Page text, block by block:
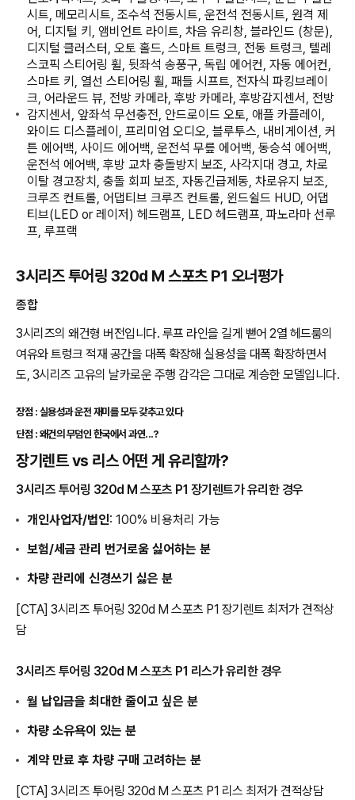
시트, 메모리시트, 조수석 전동시트, 운전석 전동시트, 원격 제
어, 디지털 키, 앰비언트 라이트, 차음 유리창, 블라인드 (창문),
디지털 클러스터, 오토 홀드, 스마트 트렁크, 전동 트렁크, 텔레
스코픽 스티어링 휠, 뒷좌석 송풍구, 독립 에어컨, 자동 에어컨,
스마트 키, 열선 스티어링 휠, 패들 시프트, 전자식 파킹브레이
크, 어라운드 뷰, 전방 카메라, 후방 카메라, 후방감지센서, 전방
감지센서, 앞좌석 무선충전, 안드로이드 오토, 애플 카플레이,
와이드 디스플레이, 프리미엄 오디오, 블루투스, 내비게이션, 커
튼 에어백, 사이드 에어백, 운전석 무릎 에어백, 동승석 에어백,
운전석 에어백, 후방 교차 충돌방지 보조, 사각지대 경고, 차로
이탈 경고장치, 충돌 회피 보조, 자동긴급제동, 차로유지 보조,
크루즈 컨트롤, 어댑티브 크루즈 컨트롤, 윈드쉴드 HUD, 어댑
티브(LED or 레이저) 헤드램프, LED 헤드램프, 파노라마 선루
프, 루프랙
3시리즈 투어링 320d M 스포츠 P1 오너평가
종합
3시리즈의 왜건형 버전입니다. 루프 라인을 길게 뻗어 2열 헤드룸의
여유와 트렁크 적재 공간을 대폭 확장해 실용성을 대폭 확장하면서
도, 3시리즈 고유의 날카로운 주행 감각은 그대로 계승한 모델입니다.
장점 : 실용성과 운전 재미를 모두 갖추고 있다
단점 : 왜건의 무덤인 한국에서 과연...?
장기렌트 vs 리스 어떤 게 유리할까?
3시리즈 투어링 320d M 스포츠 P1 장기렌트가 유리한 경우
개인사업자/법인: 100% 비용처리 가능
보험/세금 관리 번거로움 싫어하는 분
차량 관리에 신경쓰기 싫은 분
[CTA] 3시리즈 투어링 320d M 스포츠 P1 장기렌트 최저가 견적상
담
3시리즈 투어링 320d M 스포츠 P1 리스가 유리한 경우
월 납입금을 최대한 줄이고 싶은 분
차량 소유욕이 있는 분
계약 만료 후 차량 구매 고려하는 분
[CTA] 3시리즈 투어링 320d M 스포츠 P1 리스 최저가 견적상담